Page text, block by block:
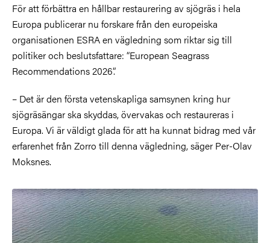
För att förbättra en hållbar restaurering av sjögräs i hela
Europa publicerar nu forskare från den europeiska
organisationen ESRA en vägledning som riktar sig till
politiker och beslutsfattare: “European Seagrass
Recommendations 2026”.
– Det är den första vetenskapliga samsynen kring hur
sjögräsängar ska skyddas, övervakas och restaureras i
Europa. Vi är väldigt glada för att ha kunnat bidrag med vår
erfarenhet från Zorro till denna vägledning, säger Per-Olav
Moksnes.
Bild